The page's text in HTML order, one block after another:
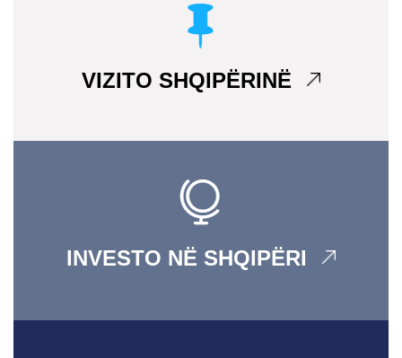
VIZITO SHQIPËRINË
INVESTO NË SHQIPËRI